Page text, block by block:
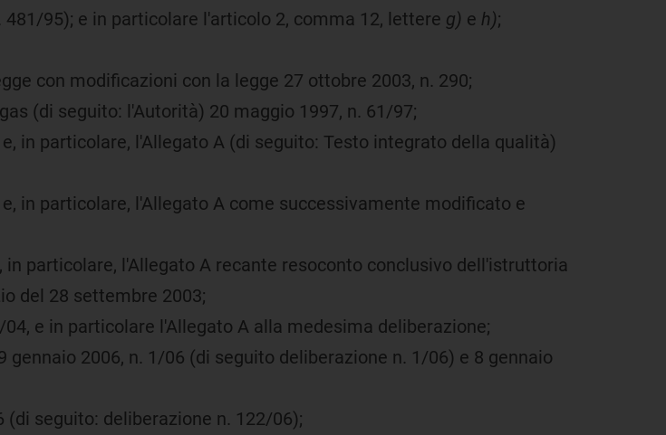
95); e in particolare l'articolo 2, comma 12, lettere g) e h);
con modificazioni con la legge 27 ottobre 2003, n. 290;
(di seguito: l'Autorità) 20 maggio 1997, n. 61/97;
in particolare, l'Allegato A (di seguito: Testo integrato della qualità)
in particolare, l'Allegato A come successivamente modificato e
particolare, l'Allegato A recante resoconto conclusivo dell'istruttoria
del 28 settembre 2003;
e in particolare l'Allegato A alla medesima deliberazione;
2006, n. 1/06 (di seguito deliberazione n. 1/06) e 8 gennaio
seguito: deliberazione n. 122/06);